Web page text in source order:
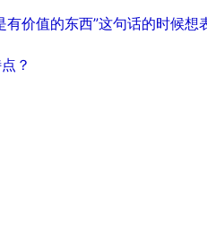
价值的东西”这句话的时候想
？